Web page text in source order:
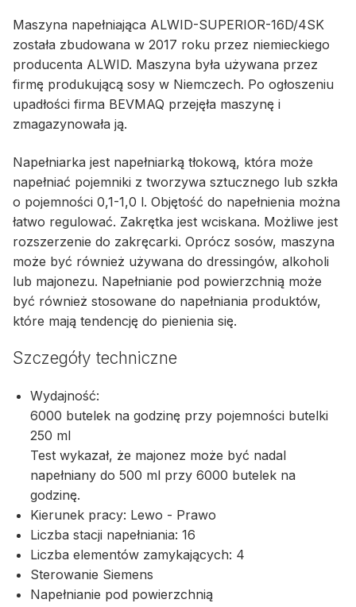
Maszyna napełniająca ALWID-SUPERIOR-16D/4SK
została zbudowana w 2017 roku przez niemieckiego
producenta ALWID. Maszyna była używana przez
firmę produkującą sosy w Niemczech. Po ogłoszeniu
upadłości firma BEVMAQ przejęła maszynę i
zmagazynowała ją.
Napełniarka jest napełniarką tłokową, która może
napełniać pojemniki z tworzywa sztucznego lub szkła
o pojemności 0,1-1,0 l. Objętość do napełnienia można
łatwo regulować. Zakrętka jest wciskana. Możliwe jest
rozszerzenie do zakręcarki. Oprócz sosów, maszyna
może być również używana do dressingów, alkoholi
lub majonezu. Napełnianie pod powierzchnią może
być również stosowane do napełniania produktów,
które mają tendencję do pienienia się.
Szczegóły techniczne
Wydajność:
6000 butelek na godzinę przy pojemności butelki
250 ml
Test wykazał, że majonez może być nadal
napełniany do 500 ml przy 6000 butelek na
godzinę.
Kierunek pracy: Lewo - Prawo
Liczba stacji napełniania: 16
Liczba elementów zamykających: 4
Sterowanie Siemens
Napełnianie pod powierzchnią